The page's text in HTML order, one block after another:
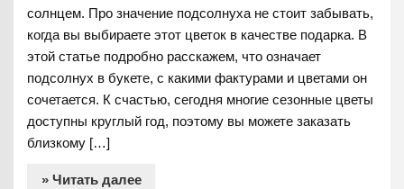
солнцем. Про значение подсолнуха не стоит забывать,
когда вы выбираете этот цветок в качестве подарка. В
этой статье подробно расскажем, что означает
подсолнух в букете, с какими фактурами и цветами он
сочетается. К счастью, сегодня многие сезонные цветы
доступны круглый год, поэтому вы можете заказать
близкому […]
» Читать далее